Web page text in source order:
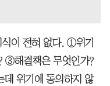
이 전혀 없다. ①위기
③해결책은 무엇인가?
데 위기에 동의하지 않